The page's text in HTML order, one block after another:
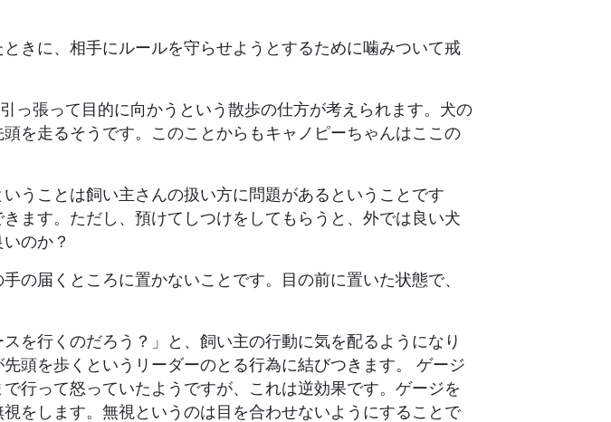
きに、相手にルールを守らせようとするために噛みついて戒
っ張って目的に向かうという散歩の仕方が考えられます。犬の
を走るそうです。このことからもキャノピーちゃんはここの
うことは飼い主さんの扱い方に問題があるということです
ます。ただし、預けてしつけをしてもらうと、外では良い犬
のか？
の届くところに置かないことです。目の前に置いた状態で、
を行くのだろう？」と、飼い主の行動に気を配るようになり
頭を歩くというリーダーのとる行為に結びつきます。 ゲージ
行って怒っていたようですが、これは逆効果です。ゲージを
をします。無視というのは目を合わせないようにすることで